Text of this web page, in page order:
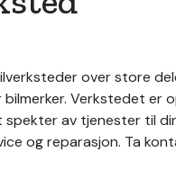
over store
Verkstedet er
av tjenester til
og reparasjon. Ta